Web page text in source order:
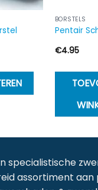
variaties.
optie
kan
BORSTELS
Pentair
€4.95
specialistische
assortiment